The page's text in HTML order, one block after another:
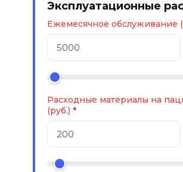
Эксплуатационные
Ежемесячное обслуживание
Расходные материалы на
(руб.)